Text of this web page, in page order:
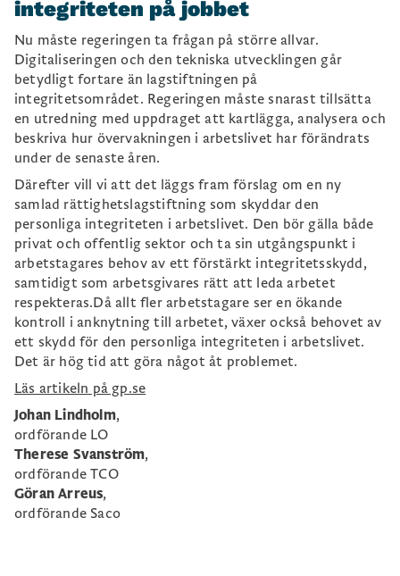
integriteten på jobbet
Nu måste regeringen ta frågan på större allvar.
Digitaliseringen och den tekniska utvecklingen går
betydligt fortare än lagstiftningen på
integritetsområdet. Regeringen måste snarast tillsätta
en utredning med uppdraget att kartlägga, analysera och
beskriva hur övervakningen i arbetslivet har förändrats
under de senaste åren.
Därefter vill vi att det läggs fram förslag om en ny
samlad rättighetslagstiftning som skyddar den
personliga integriteten i arbetslivet. Den bör gälla både
privat och offentlig sektor och ta sin utgångspunkt i
arbetstagares behov av ett förstärkt integritetsskydd,
samtidigt som arbetsgivares rätt att leda arbetet
respekteras.Då allt fler arbetstagare ser en ökande
kontroll i anknytning till arbetet, växer också behovet av
ett skydd för den personliga integriteten i arbetslivet.
Det är hög tid att göra något åt problemet.
Läs artikeln på gp.se
Johan Lindholm,
ordförande LO
Therese Svanström,
ordförande TCO
Göran Arreus,
ordförande Saco